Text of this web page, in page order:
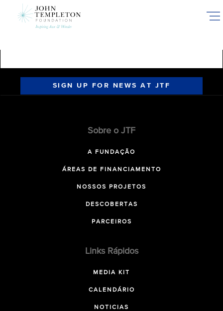
SIGN UP FOR NEWS AT JTF
Sobre o JTF
A FUNDAÇÃO
ÁREAS DE FINANCIAMENTO
NOSSOS PROJETOS
DESCOBERTAS
PARCEIROS
Links Rápidos
MEDIA KIT
CALENDÁRIO
NOTICIAS